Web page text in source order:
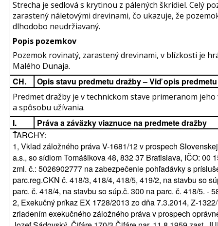
Strecha je sedlová s krytinou z pálených škridiel. Celý
zarastený náletovými drevinami, čo ukazuje, že
dlhodobo neudržiavaný.
Popis pozemkov
Pozemok rovinatý, zarastený drevinami, v blízkosti je
Malého Dunaja.
CH. Opis stavu predmetu dražby – Viď opis
Predmet dražby je v technickom stave primeranom jeho
a spôsobu užívania.
I.
Práva a záväzky viaznuce na predmete dražby
ŤARCHY:
1, Vklad záložného práva V-1681/12 v prospech
a.s., so sídlom Tomášikova 48, 832 37 Bratislava, IČO: 00
zml. č.: 5026902777 na zabezpečenie pohľadávky s
parc.reg.CKN č. 418/3, 418/4, 418/5, 419/2, na stavbu so
parc. č. 418/4, na stavbu so súp.č. 300 na parc. č. 418/5. -
2, Exekučný príkaz EX 1728/2013 zo dňa 7.3.2014, Z-
zriadením exekučného záložného práva v prospech